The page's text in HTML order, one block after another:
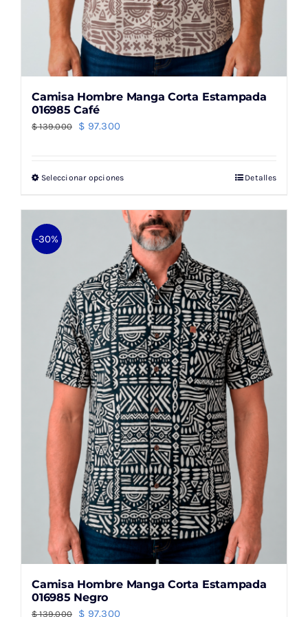
Camisa Hombre Manga Corta Estampada
016985 Café
$139.000
El
era:
$ 97.300
es:
Seleccionar opcionesEste
tiene
múltiples
variantes.
Las
opciones
se
pueden
elegir
en
la
página
de
producto
Detalles
-30%
Camisa Hombre Manga Corta Estampada
016985 Negro
$139.000
El
$ 97.300